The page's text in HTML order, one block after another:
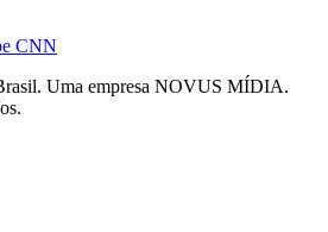
CNN
Uma empresa NOVUS MÍDIA.